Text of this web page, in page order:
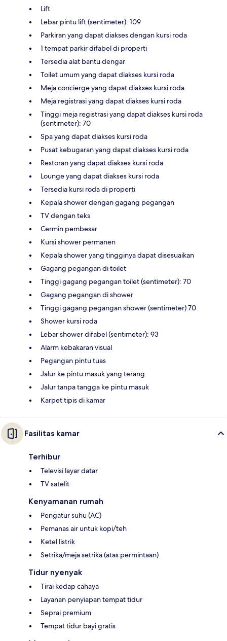
Lift
Lebar pintu lift (sentimeter): 109
Parkiran yang dapat diakses dengan kursi roda
1 tempat parkir difabel di properti
Tersedia alat bantu dengar
Toilet umum yang dapat diakses kursi roda
Meja concierge yang dapat diakses kursi roda
Meja registrasi yang dapat diakses kursi roda
Tinggi meja registrasi yang dapat diakses kursi roda
(sentimeter): 70
Spa yang dapat diakses kursi roda
Pusat kebugaran yang dapat diakses kursi roda
Restoran yang dapat diakses kursi roda
Lounge yang dapat diakses kursi roda
Tersedia kursi roda di properti
Kepala shower dengan gagang pegangan
TV dengan teks
Cermin pembesar
Kursi shower permanen
Kepala shower yang tingginya dapat disesuaikan
Gagang pegangan di toilet
Tinggi gagang pegangan toilet (sentimeter): 70
Gagang pegangan di shower
Tinggi gagang pegangan shower (sentimeter) 70
Shower kursi roda
Lebar shower difabel (sentimeter): 93
Alarm kebakaran visual
Pegangan pintu tuas
Jalur ke pintu masuk yang terang
Jalur tanpa tangga ke pintu masuk
Karpet tipis di kamar
Fasilitas kamar
Terhibur
Televisi layar datar
TV satelit
Kenyamanan rumah
Pengatur suhu (AC)
Pemanas air untuk kopi/teh
Ketel listrik
Setrika/meja setrika (atas permintaan)
Tidur nyenyak
Tirai kedap cahaya
Layanan penyiapan tempat tidur
Seprai premium
Tempat tidur bayi gratis